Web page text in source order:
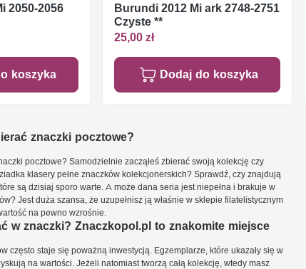
2050-2056
koszyka
Burundi 2012 Mi ark 2748-2751
Czyste **
25,00 zł
Dodaj do koszyka
znaczki pocztowe?
pocztowe? Samodzielnie zacząłeś zbierać swoją kolekcję czy
klasery pełne znaczków kolekcjonerskich? Sprawdź, czy znajdują
są dzisiaj sporo warte. A może dana seria jest niepełna i brakuje w
Jest duża szansa, że uzupełnisz ją właśnie w sklepie filatelistycznym
na pewno wzrośnie.
w znaczki? Znaczkopol.pl to znakomite miejsce
często staje się poważną inwestycją. Egzemplarze, które ukazały się w
na wartości. Jeżeli natomiast tworzą całą kolekcję, wtedy masz